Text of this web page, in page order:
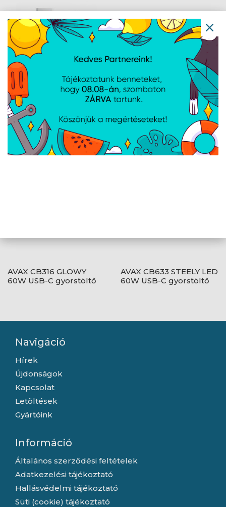
Xiaomi 6A Type-A to
Type-C kábel - 1m -
BHR6032GL
AVAX CB302G STEELY
Type C-Type C 60W
gyorstöltő, sodorszálas
kábel, 3A, acélszürke -
1,5m
AVAX CB316 GLOWY
60W USB-C gyorstöltő
AVAX CB633 STEELY LED
60W USB-C gyorstöltő
Navigáció
Hírek
Újdonságok
Kapcsolat
Letöltések
Gyártóink
Információ
Általános szerződési feltételek
Adatkezelési tájékoztató
Hallásvédelmi tájékoztató
Süti (cookie) tájékoztató